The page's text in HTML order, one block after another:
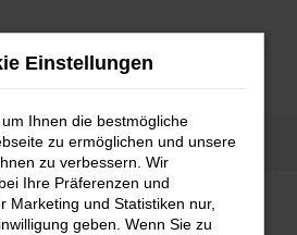
Fahrzeugsuche
Einstellungen
Ihnen die bestmögliche
zu ermöglichen und unsere
zu verbessern. Wir
Ihre Präferenzen und
Marketing und Statistiken nur,
geben. Wenn Sie zu